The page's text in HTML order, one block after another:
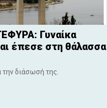
Γυναίκα
έπεσε στη θάλασσα
την διάσωσή της.